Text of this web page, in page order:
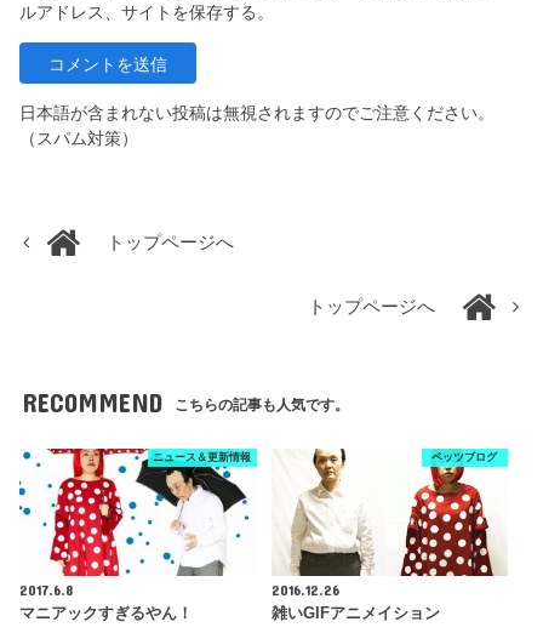
ルアドレス、サイトを保存する。
日本語が含まれない投稿は無視されますのでご注意ください。
（スパム対策）
トップページへ
トップページへ
RECOMMEND こちらの記事も人気です。
ニュース＆更新情報
2017.6.8
マニアックすぎるやん！
ペッツブログ
2016.12.26
雑いGIFアニメイション